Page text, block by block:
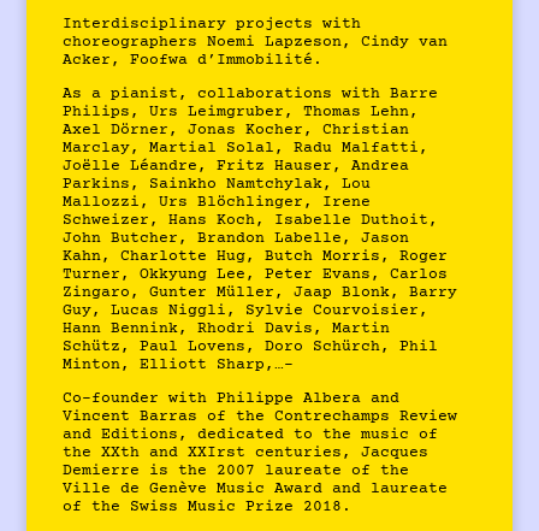
Interdisciplinary projects with
choreographers Noemi Lapzeson, Cindy van
Acker, Foofwa d’Immobilité.
As a pianist, collaborations with Barre
Philips, Urs Leimgruber, Thomas Lehn,
Axel Dörner, Jonas Kocher, Christian
Marclay, Martial Solal, Radu Malfatti,
Joëlle Léandre, Fritz Hauser, Andrea
Parkins, Sainkho Namtchylak, Lou
Mallozzi, Urs Blöchlinger, Irene
Schweizer, Hans Koch, Isabelle Duthoit,
John Butcher, Brandon Labelle, Jason
Kahn, Charlotte Hug, Butch Morris, Roger
Turner, Okkyung Lee, Peter Evans, Carlos
Zingaro, Gunter Müller, Jaap Blonk, Barry
Guy, Lucas Niggli, Sylvie Courvoisier,
Hann Bennink, Rhodri Davis, Martin
Schütz, Paul Lovens, Doro Schürch, Phil
Minton, Elliott Sharp,…-
Co-founder with Philippe Albera and
Vincent Barras of the Contrechamps Review
and Editions, dedicated to the music of
the XXth and XXIrst centuries, Jacques
Demierre is the 2007 laureate of the
Ville de Genève Music Award and laureate
of the Swiss Music Prize 2018.